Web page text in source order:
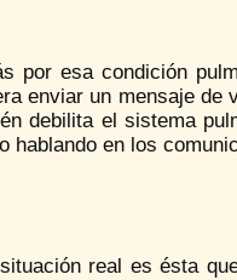
por esa condición
enviar un mensaje de
debilita el sistema
hablando en los
real es ésta